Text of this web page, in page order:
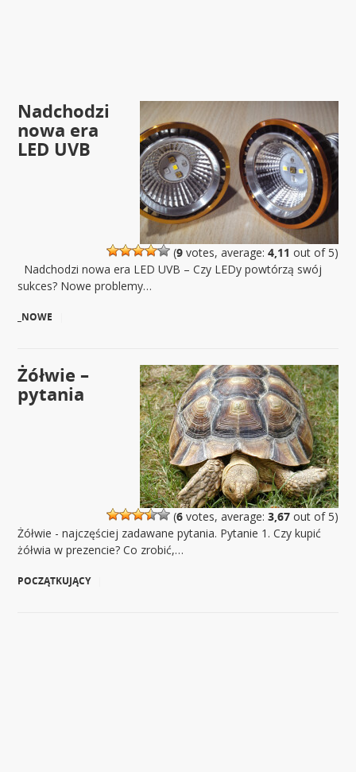
(9votes, average: 4,11 out of 5)
Nadchodzi
nowa era
LED UVB
Nadchodzi nowa era LED UVB – Czy LEDy powtórzą swój
sukces? Nowe problemy…
_NOWE
(6votes, average: 3,67out of 5)
Żółwie –
pytania
Żółwie - najczęściej zadawane pytania. Pytanie 1. Czy kupić
żółwia w prezencie? Co zrobić,…
POCZĄTKUJĄCY